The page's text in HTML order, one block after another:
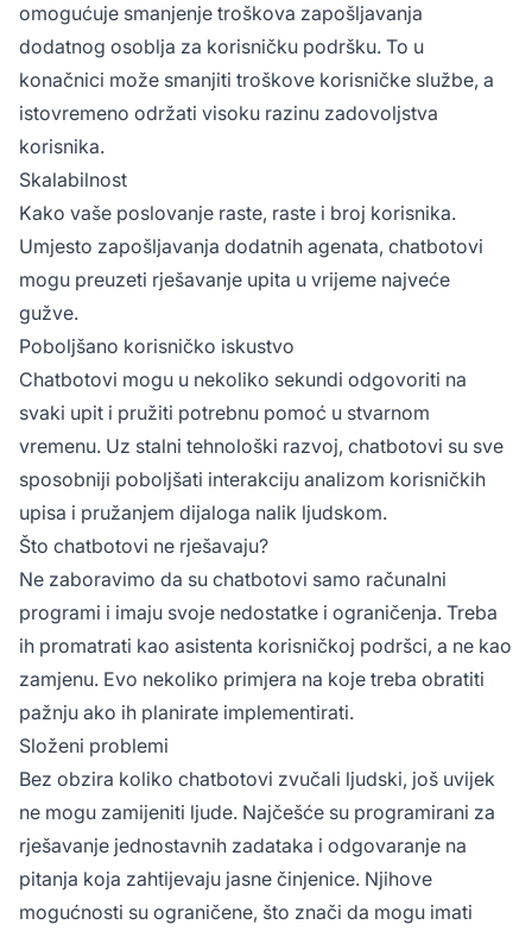
omogućuje smanjenje troškova zapošljavanja
dodatnog osoblja za korisničku podršku. To u
konačnici može smanjiti troškove korisničke službe, a
istovremeno održati visoku razinu zadovoljstva
korisnika.
Skalabilnost
Kako vaše poslovanje raste, raste i broj korisnika.
Umjesto zapošljavanja dodatnih agenata, chatbotovi
mogu preuzeti rješavanje upita u vrijeme najveće
gužve.
Poboljšano korisničko iskustvo
Chatbotovi mogu u nekoliko sekundi odgovoriti na
svaki upit i pružiti potrebnu pomoć u stvarnom
vremenu. Uz stalni tehnološki razvoj, chatbotovi su sve
sposobniji poboljšati interakciju analizom korisničkih
upisa i pružanjem dijaloga nalik ljudskom.
Što chatbotovi ne rješavaju?
Ne zaboravimo da su chatbotovi samo računalni
programi i imaju svoje nedostatke i ograničenja. Treba
ih promatrati kao asistenta korisničkoj podršci, a ne kao
zamjenu. Evo nekoliko primjera na koje treba obratiti
pažnju ako ih planirate implementirati.
Složeni problemi
Bez obzira koliko chatbotovi zvučali ljudski, još uvijek
ne mogu zamijeniti ljude. Najčešće su programirani za
rješavanje jednostavnih zadataka i odgovaranje na
pitanja koja zahtijevaju jasne činjenice. Njihove
mogućnosti su ograničene, što znači da mogu imati